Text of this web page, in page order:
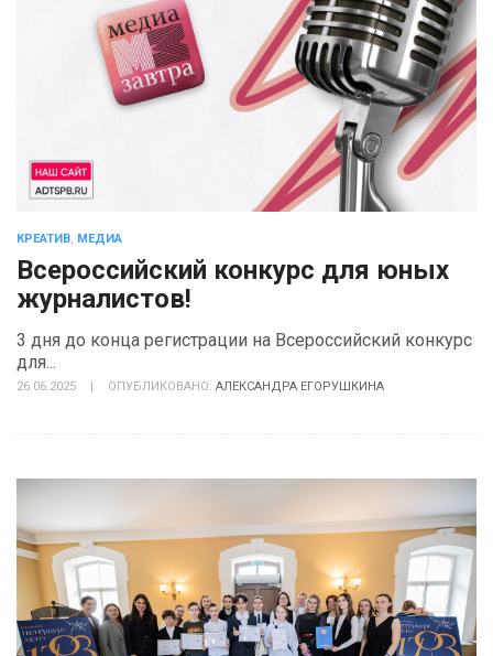
КРЕАТИВ, МЕДИА
Всероссийский конкурс для юных
журналистов!
3 дня до конца регистрации на Всероссийский конкурс
для...
26.06.2025 ОПУБЛИКОВАНО: АЛЕКСАНДРА ЕГОРУШКИНА